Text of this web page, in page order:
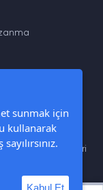
ve Tarifleri
sunmak için
kullanarak
Kabul Et